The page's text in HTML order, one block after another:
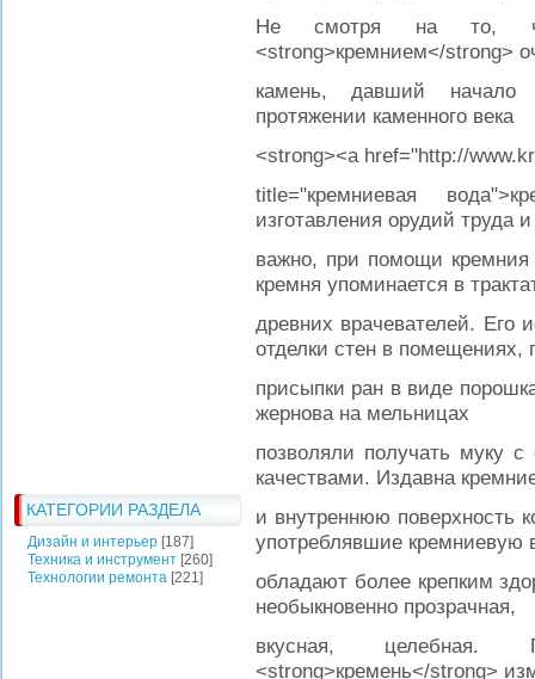
КАТЕГОРИИ РАЗДЕЛА
Дизайн и интерьер [187]
Техника и инструмент [260]
Технологии ремонта [221]
Не смотря на то, что
<strong>кремнием</strong>
камень, давший начало
протяжении каменного века
<strong><a href="http://
title="кремниевая
изготавления орудий труда
важно, при помощи
кремня упоминается в
древних врачевателей. Его
отделки стен в помещениях,
присыпки ран в виде
жернова на мельницах
позволяли получать муку
качествами. Издавна
и внутреннюю поверхность
употреблявшие кремниевую
обладают более крепким
необыкновенно прозрачная,
вкусная,
<strong>кремень</strong>